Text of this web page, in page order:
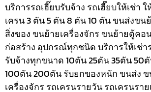
บริการรถเฮี๊ยบรับจ้าง รถเฮี๊ยบให้เช่า
เครน 3 ตัน 5 ตัน 8 ตัน 10 ตัน ขนส่งข
สิ่งของ ขนย้ายเครื่องจักร ขนย้ายตู้คอ
ก่อสร้าง อุปกรณ์ทุกชนิดบริการให้เช่า
รับจ้างทุกขนาด 10ตัน 25ตัน 35ตัน
100ตัน 200ตัน รับยกของหนัก ขนส่ง
เครื่องจักร รถเครนรายวัน รถเครนรา